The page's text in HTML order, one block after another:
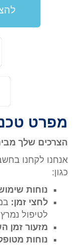
מפרט
הצרכים שלך
אנחנו לקחנו
כגון:
נוחות
לחצי זמן:
לטיפול
מזעור זמן
נוחות